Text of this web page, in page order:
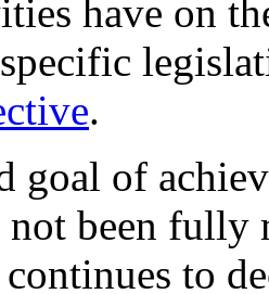
have on
.
goal of
not been fully
to